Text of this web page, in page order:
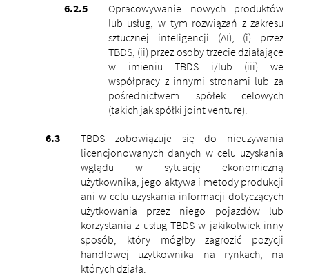
Opracowywanie nowych produktów
lub usług, w tym rozwiązań z zakresu
sztucznej inteligencji (AI), (i) przez
TBDS, (ii) przez osoby trzecie działające
w imieniu TBDS i/lub (iii) we
współpracy z innymi stronami lub za
pośrednictwem spółek celowych
(takich jak spółki joint venture).
TBDS zobowiązuje się do nieużywania
licencjonowanych danych w celu uzyskania
wglądu w sytuację ekonomiczną
użytkownika, jego aktywa i metody produkcji
ani w celu uzyskania informacji dotyczących
użytkowania przez niego pojazdów lub
korzystania z usług TBDS w jakikolwiek inny
sposób, który mógłby zagrozić pozycji
handlowej użytkownika na rynkach, na
których działa.